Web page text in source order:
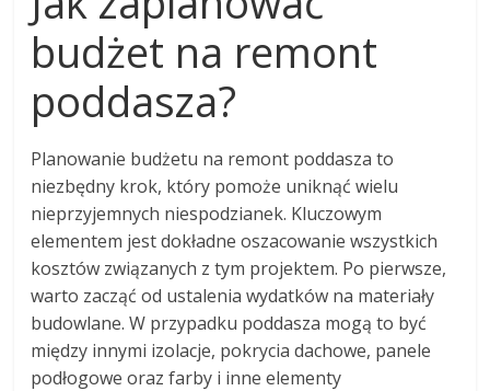
budżet na remont
poddasza?
Planowanie budżetu na remont poddasza to
niezbędny krok, który pomoże uniknąć wielu
nieprzyjemnych niespodzianek. Kluczowym
elementem jest dokładne oszacowanie wszystkich
kosztów związanych z tym projektem. Po pierwsze,
warto zacząć od ustalenia wydatków na materiały
budowlane. W przypadku poddasza mogą to być
między innymi izolacje, pokrycia dachowe, panele
podłogowe oraz farby i inne elementy